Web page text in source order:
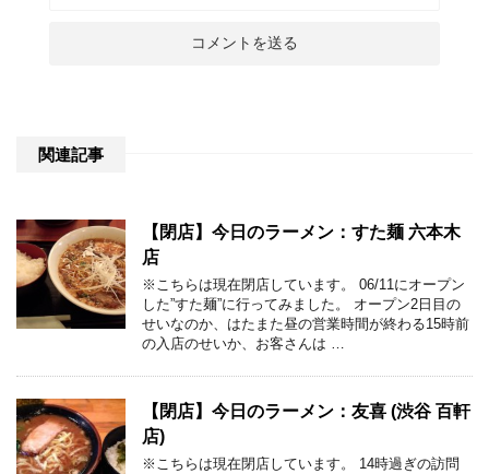
関連記事
【閉店】今日のラーメン：すた麺 六本木
店
※こちらは現在閉店しています。 06/11にオープン
した”すた麺”に行ってみました。 オープン2日目の
せいなのか、はたまた昼の営業時間が終わる15時前
の入店のせいか、お客さんは …
【閉店】今日のラーメン：友喜 (渋谷 百軒
店)
※こちらは現在閉店しています。 14時過ぎの訪問